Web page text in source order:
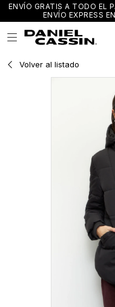
ENVÍO GRATIS A TODO EL
ENVÍO EXPRESS

Volver al listado